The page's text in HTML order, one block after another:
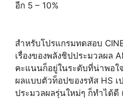
อีก 5 – 10%
สำหรับโปรแกรมทดสอบ
เรื่องของพลังชิปประมวลผล
คะแนนก็อยู่ในระดับที่น่าพอใ
ผลแบบตัวท็อปของรหัส HS เ
ประมวลผลรุ่นใหม่ๆ ก็ทำได้ดี